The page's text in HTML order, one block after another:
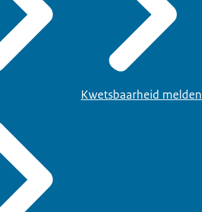
Kwetsbaarheid melden